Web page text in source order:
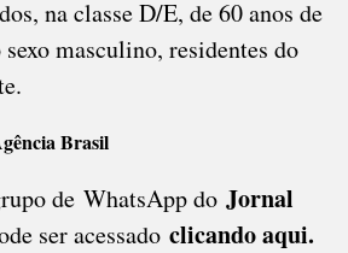
na classe D/E, de 60 anos de
masculino, residentes do
Brasil
de WhatsApp do Jornal
ser acessado clicando aqui.